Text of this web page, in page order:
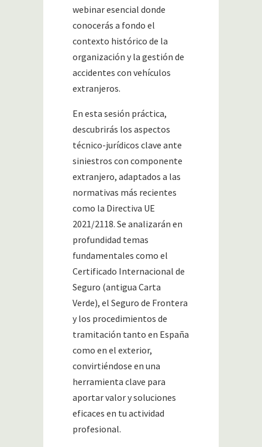
webinar esencial donde
conocerás a fondo el
contexto histórico de la
organización y la gestión de
accidentes con vehículos
extranjeros.
En esta sesión práctica,
descubrirás los aspectos
técnico-jurídicos clave ante
siniestros con componente
extranjero, adaptados a las
normativas más recientes
como la Directiva UE
2021/2118. Se analizarán en
profundidad temas
fundamentales como el
Certificado Internacional de
Seguro (antigua Carta
Verde), el Seguro de Frontera
y los procedimientos de
tramitación tanto en España
como en el exterior,
convirtiéndose en una
herramienta clave para
aportar valor y soluciones
eficaces en tu actividad
profesional.